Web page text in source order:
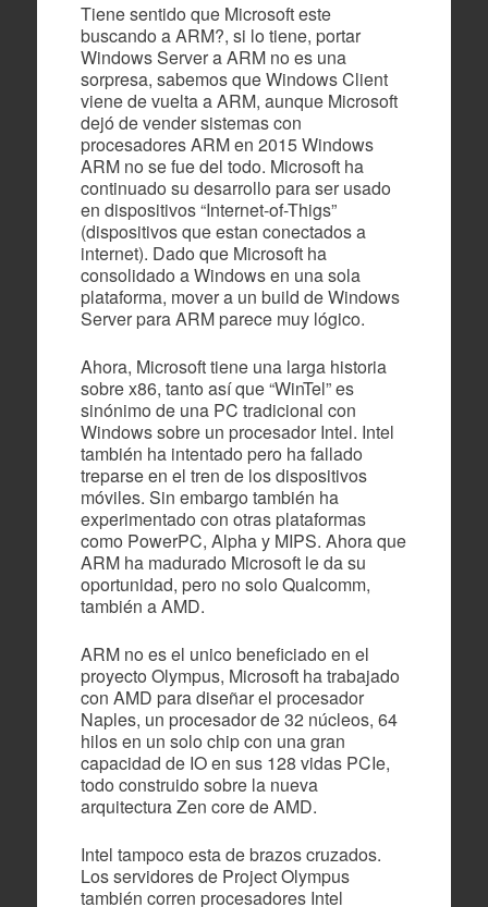
Tiene sentido que Microsoft este
buscando a ARM?, si lo tiene, portar
Windows Server a ARM no es una
sorpresa, sabemos que Windows Client
viene de vuelta a ARM, aunque Microsoft
dejó de vender sistemas con
procesadores ARM en 2015 Windows
ARM no se fue del todo. Microsoft ha
continuado su desarrollo para ser usado
en dispositivos “Internet-of-Thigs”
(dispositivos que estan conectados a
internet). Dado que Microsoft ha
consolidado a Windows en una sola
plataforma, mover a un build de Windows
Server para ARM parece muy lógico.
Ahora, Microsoft tiene una larga historia
sobre x86, tanto así que “WinTel” es
sinónimo de una PC tradicional con
Windows sobre un procesador Intel. Intel
también ha intentado pero ha fallado
treparse en el tren de los dispositivos
móviles. Sin embargo también ha
experimentado con otras plataformas
como PowerPC, Alpha y MIPS. Ahora que
ARM ha madurado Microsoft le da su
oportunidad, pero no solo Qualcomm,
también a AMD.
ARM no es el unico beneficiado en el
proyecto Olympus, Microsoft ha trabajado
con AMD para diseñar el procesador
Naples, un procesador de 32 núcleos, 64
hilos en un solo chip con una gran
capacidad de IO en sus 128 vidas PCIe,
todo construido sobre la nueva
arquitectura Zen core de AMD.
Intel tampoco esta de brazos cruzados.
Los servidores de Project Olympus
también corren procesadores Intel